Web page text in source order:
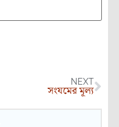
NEXT
সংযমের মূল্য